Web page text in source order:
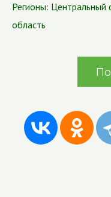
Регионы: Центральный
область